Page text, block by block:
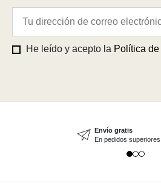
He leído y acepto la Política
Envío gratis
En pedidos